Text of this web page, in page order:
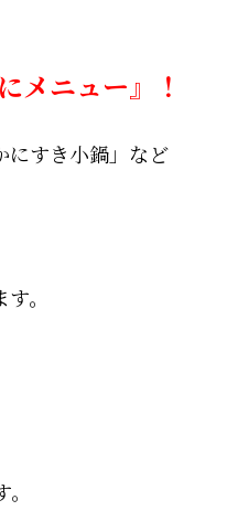
メニュー』！
にすき小鍋」など
。